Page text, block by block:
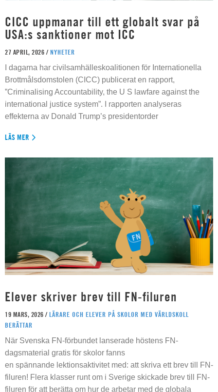
CICC uppmanar till ett globalt svar på
USA:s sanktioner mot ICC
27 APRIL, 2026 / NYHETER
I dagarna har civilsamhälleskoalitionen för Internationella
Brottmålsdomstolen (CICC) publicerat en rapport,
”Criminalising Accountability, the U S lawfare against the
international justice system”. I rapporten analyseras
effekterna av Donald Trump’s presidentorder
LÄS MER
Elever skriver brev till FN-filuren
19 MARS, 2026 / LÄRARE OCH ELEVER PÅ SKOLOR MED VÄRLDSKOLL
BERÄTTAR
När Svenska FN-förbundet lanserade höstens FN-
dagsmaterial gratis för skolor fanns
en spännande lektionsaktivitet med: att skriva ett brev till FN-
filuren! Flera klasser runt om i Sverige skickade brev till FN-
filuren för att berätta om hur de arbetar med de globala